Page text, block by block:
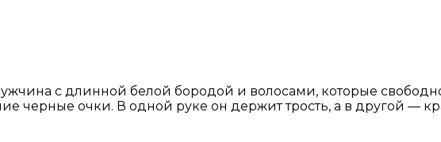
с длинной белой бородой и волосами, которые
черные очки. В одной руке он держит трость, а в другой —